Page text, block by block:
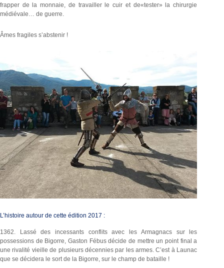
frapper de la monnaie, de travailler le cuir et de«tester» la chirurgie
médiévale… de guerre.
Âmes fragiles s’abstenir !
L’histoire autour de cette édition 2017 :
1362. Lassé des incessants conflits avec les Armagnacs sur les
possessions de Bigorre, Gaston Fébus décide de mettre un point final a
une rivalité vieille de plusieurs décennies par les armes. C’est à Launac
que se décidera le sort de la Bigorre, sur le champ de bataille !